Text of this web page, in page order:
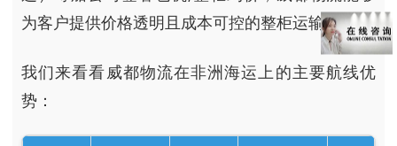
为客户提供价格透明且成本可控的整柜运输服务。
我们来看看威都物流在非洲海运上的主要航线优
势：